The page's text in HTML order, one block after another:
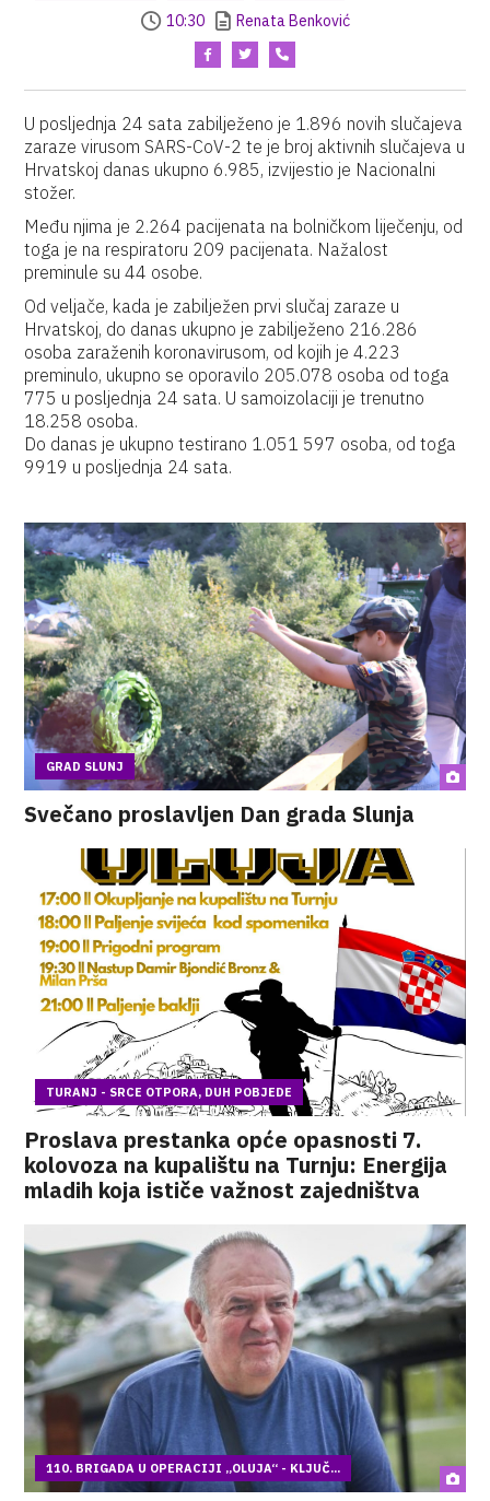
10:30
Renata Benković
U posljednja 24 sata zabilježeno je 1.896 novih slučajeva
zaraze virusom SARS-CoV-2 te je broj aktivnih slučajeva u
Hrvatskoj danas ukupno 6.985, izvijestio je Nacionalni
stožer.
Među njima je 2.264 pacijenata na bolničkom liječenju, od
toga je na respiratoru 209 pacijenata. Nažalost
preminule su 44 osobe.
Od veljače, kada je zabilježen prvi slučaj zaraze u
Hrvatskoj, do danas ukupno je zabilježeno 216.286
osoba zaraženih koronavirusom, od kojih je 4.223
preminulo, ukupno se oporavilo 205.078 osoba od toga
775 u posljednja 24 sata. U samoizolaciji je trenutno
18.258 osoba.
Do danas je ukupno testirano 1.051 597 osoba, od toga
9919 u posljednja 24 sata.
GRAD SLUNJ
Svečano proslavljen Dan grada Slunja
TURANJ - SRCE OTPORA, DUH POBJEDE
Proslava prestanka opće opasnosti 7.
kolovoza na kupalištu na Turnju: Energija
mladih koja ističe važnost zajedništva
110. BRIGADA U OPERACIJI „OLUJA“ - KLJUČ...